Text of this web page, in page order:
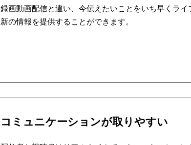
録画動画配信と違い、今伝えたいことをいち早くラ
新の情報を提供することができます。
コミュニケーションが取りやすい